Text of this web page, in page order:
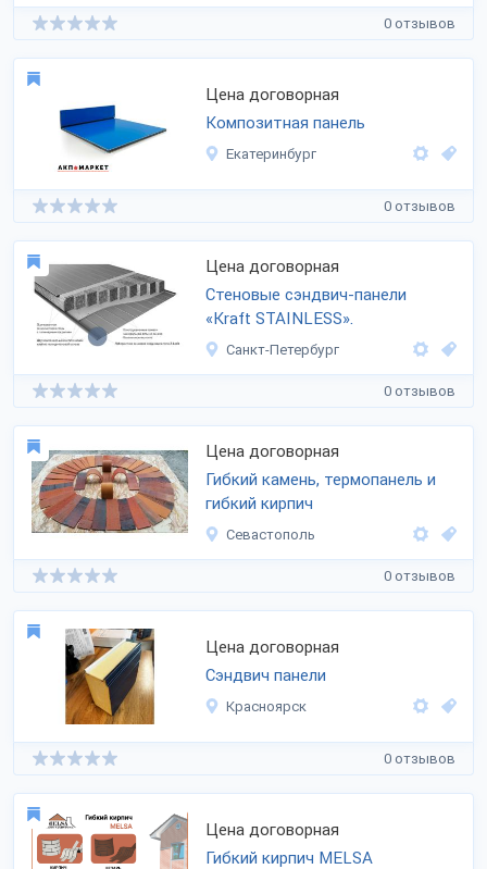
0 отзывов
Цена договорная
Композитная панель
Екатеринбург
0 отзывов
Цена договорная
Стеновые сэндвич-панели
«Kraft STAINLESS».
Санкт-Петербург
0 отзывов
Цена договорная
Гибкий камень, термопанель и
гибкий кирпич
Севастополь
0 отзывов
Цена договорная
Сэндвич панели
Красноярск
0 отзывов
Цена договорная
Гибкий кирпич MELSA